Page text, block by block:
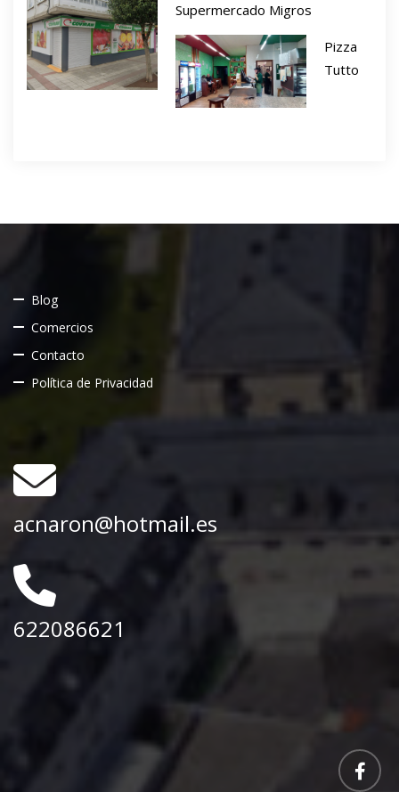
Supermercado Migros
Pizza
Tutto
Blog
Comercios
Contacto
Política de Privacidad
acnaron@hotmail.es
622086621